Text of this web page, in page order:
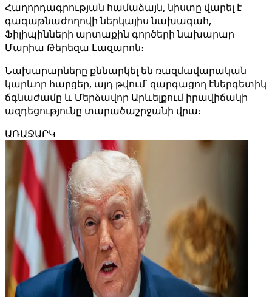
Հաղորդագրության համաձայն, նիստը վարել է
գագաթնաժողովի ներկայիս նախագահ,
Ֆիլիպինների արտաքին գործերի նախարար
Մարիա Թերեզա Լազարոն։
Նախարարները քննարկել են ռազմավարական
կարևոր հարցեր, այդ թվում՝ զարգացող էներգետիկ
ճգնաժամը և Մերձավոր Արևելքում իրավիճակի
ազդեցությունը տարածաշրջանի վրա։
ԱՌԱՋԱՐԿ